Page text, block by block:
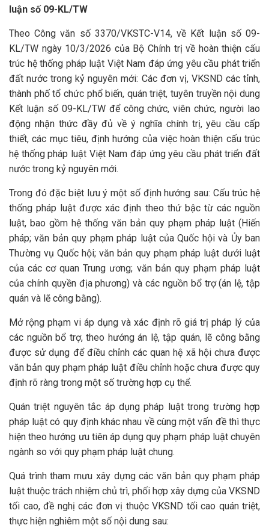
luận số 09-KL/TW
Theo Công văn số 3370/VKSTC-V14, về Kết luận số 09-
KL/TW ngày 10/3/2026 của Bộ Chính trị về hoàn thiện cấu
trúc hệ thống pháp luật Việt Nam đáp ứng yêu cầu phát triển
đất nước trong kỷ nguyên mới: Các đơn vị, VKSND các tỉnh,
thành phố tổ chức phổ biến, quán triệt, tuyên truyền nội dung
Kết luận số 09-KL/TW để công chức, viên chức, người lao
động nhận thức đầy đủ về ý nghĩa chính trị, yêu cầu cấp
thiết, các mục tiêu, định hướng của việc hoàn thiện cấu trúc
hệ thống pháp luật Việt Nam đáp ứng yêu cầu phát triển đất
nước trong kỷ nguyên mới.
Trong đó đặc biệt lưu ý một số định hướng sau: Cấu trúc hệ
thống pháp luật được xác định theo thứ bậc từ các nguồn
luật, bao gồm hệ thống văn bản quy phạm pháp luật (Hiến
pháp; văn bản quy phạm pháp luật của Quốc hội và Ủy ban
Thường vụ Quốc hội; văn bản quy phạm pháp luật dưới luật
của các cơ quan Trung ương; văn bản quy phạm pháp luật
của chính quyền địa phương) và các nguồn bổ trợ (án lệ, tập
quán và lẽ công bằng).
Mở rộng phạm vi áp dụng và xác định rõ giá trị pháp lý của
các nguồn bổ trợ, theo hướng án lệ, tập quán, lẽ công bằng
được sử dụng để điều chỉnh các quan hệ xã hội chưa được
văn bản quy phạm pháp luật điều chỉnh hoặc chưa được quy
định rõ ràng trong một số trường hợp cụ thể.
Quán triệt nguyên tắc áp dụng pháp luật trong trường hợp
pháp luật có quy định khác nhau về cùng một vấn đề thì thực
hiện theo hướng ưu tiên áp dụng quy phạm pháp luật chuyên
ngành so với quy phạm pháp luật chung.
Quá trình tham mưu xây dựng các văn bản quy phạm pháp
luật thuộc trách nhiệm chủ trì, phối hợp xây dựng của VKSND
tối cao, đề nghị các đơn vị thuộc VKSND tối cao quán triệt,
thực hiện nghiêm một số nội dung sau: